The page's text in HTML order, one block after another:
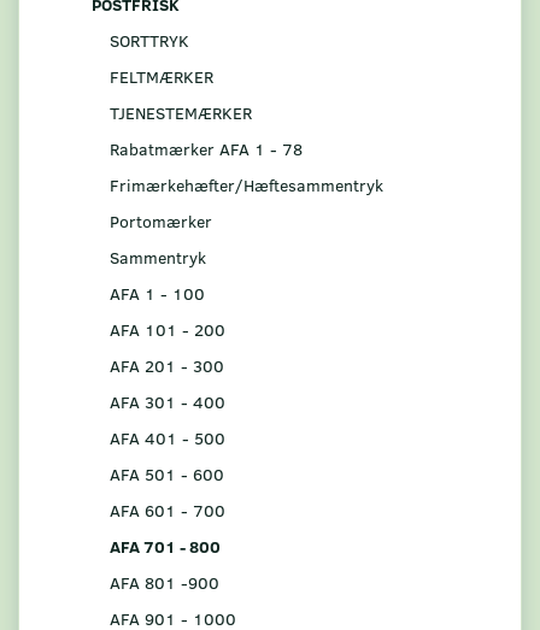
SORTTRYK
FELTMÆRKER
TJENESTEMÆRKER
Rabatmærker AFA 1 - 78
Frimærkehæfter/Hæftesammentryk
Portomærker
Sammentryk
AFA 1 - 100
AFA 101 - 200
AFA 201 - 300
AFA 301 - 400
AFA 401 - 500
AFA 501 - 600
AFA 601 - 700
AFA 701 - 800
AFA 801 -900
AFA 901 - 1000